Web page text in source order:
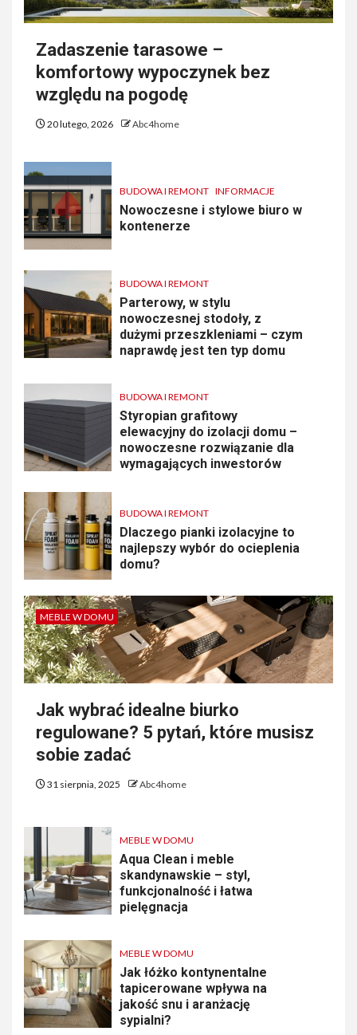
Zadaszenie tarasowe –
komfortowy wypoczynek bez
względu na pogodę
20 lutego, 2026 Abc4home
BUDOWA I REMONT INFORMACJE
Nowoczesne i stylowe biuro w
kontenerze
BUDOWA I REMONT
Parterowy, w stylu
nowoczesnej stodoły, z
dużymi przeszkleniami – czym
naprawdę jest ten typ domu
BUDOWA I REMONT
Styropian grafitowy
elewacyjny do izolacji domu –
nowoczesne rozwiązanie dla
wymagających inwestorów
BUDOWA I REMONT
Dlaczego pianki izolacyjne to
najlepszy wybór do ocieplenia
domu?
MEBLE W DOMU
Jak wybrać idealne biurko
regulowane? 5 pytań, które musisz
sobie zadać
31 sierpnia, 2025 Abc4home
MEBLE W DOMU
Aqua Clean i meble
skandynawskie – styl,
funkcjonalność i łatwa
pielęgnacja
MEBLE W DOMU
Jak łóżko kontynentalne
tapicerowane wpływa na
jakość snu i aranżację
sypialni?